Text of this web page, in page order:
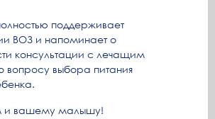
овсяная
с 5 месяцев 180 г
box)
поддерживает
ВОЗ и напоминает о
консультации с лечащим
вопросу выбора питания
и вашему малышу!